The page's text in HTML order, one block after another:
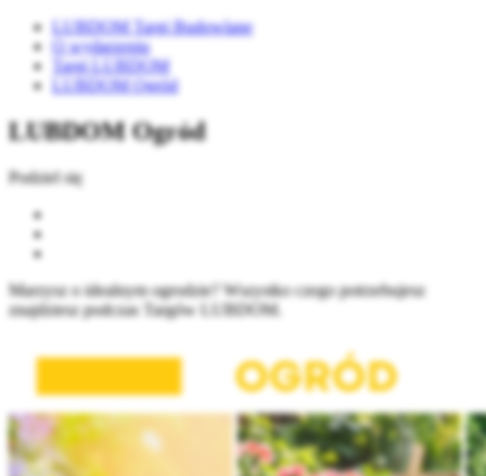
LUBDOM Targi Budowlane
O wydarzeniu
Targi LUBDOM
LUBDOM Ogród
LUBDOM Ogród
Podziel się
Marzysz o idealnym ogrodzie? Wszystko czego potrzebujesz
znajdziesz podczas Targów LUBDOM.